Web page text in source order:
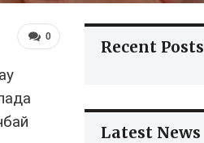
0
Recent Posts
Latest News